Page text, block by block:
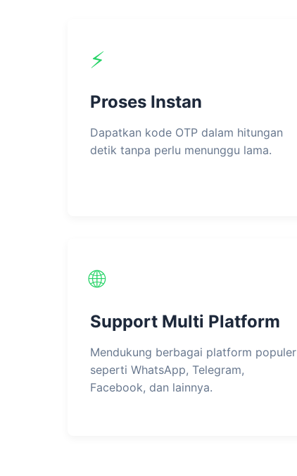
⚡
Proses Instan
Dapatkan kode OTP dalam hitungan
detik tanpa perlu menunggu lama.
🌐
Support Multi Platform
Mendukung berbagai platform populer
seperti WhatsApp, Telegram,
Facebook, dan lainnya.